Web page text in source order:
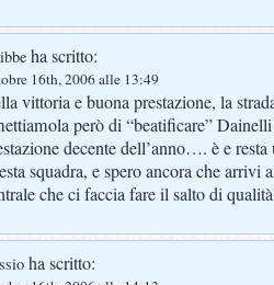
ha scritto:
16th, 2006 alle 13:49
vittoria e buona prestazione, la
però di “beatificare”
decente dell’anno…. è e
squadra, e spero ancora che arrivi
che ci faccia fare il salto di
ha scritto: